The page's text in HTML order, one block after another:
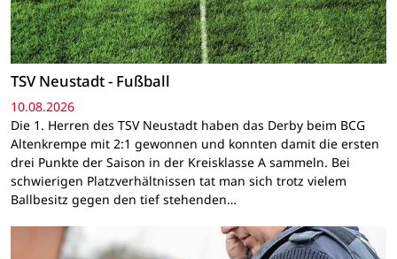
TSV Neustadt - Fußball
10.08.2026
Die 1. Herren des TSV Neustadt haben das Derby beim BCG
Altenkrempe mit 2:1 gewonnen und konnten damit die ersten
drei Punkte der Saison in der Kreisklasse A sammeln. Bei
schwierigen Platzverhältnissen tat man sich trotz vielem
Ballbesitz gegen den tief stehenden…